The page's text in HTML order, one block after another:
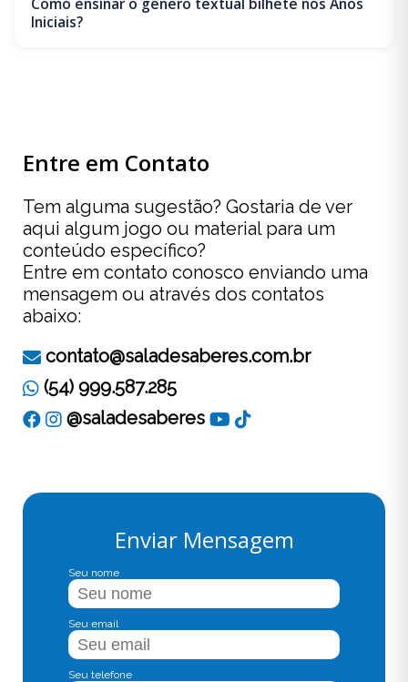
Iniciais?
Enviar Mensagem
Seu nome
Seu email
Seu telefone
Entre em Contato
Tem alguma sugestão? Gostaria de ver
aqui algum jogo ou material para um
conteúdo específico?
Entre em contato conosco enviando uma
mensagem ou através dos contatos
abaixo:
contato@saladesaberes.com.br
(54) 999.587.285
@saladesaberes